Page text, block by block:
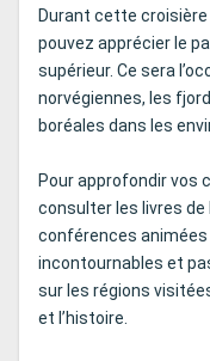
Durant cette croisière
pouvez apprécier le
supérieur. Ce sera
norvégiennes, les
boréales dans les
Pour approfondir vos
consulter les livres
conférences animées
incontournables et
sur les régions
et l’histoire.